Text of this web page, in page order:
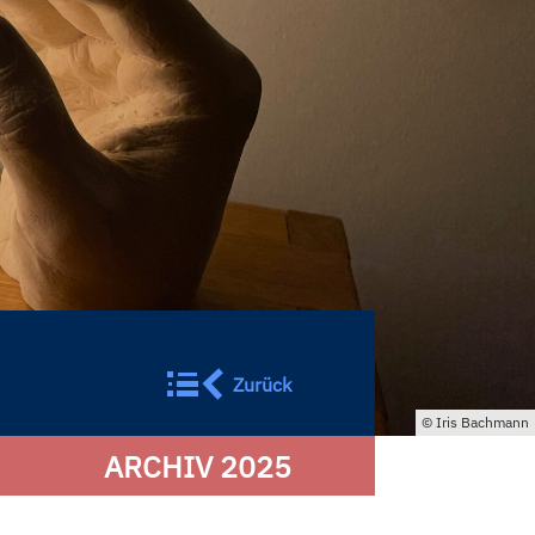
Zurück
ARCHIV 2025
Iris Bachmann